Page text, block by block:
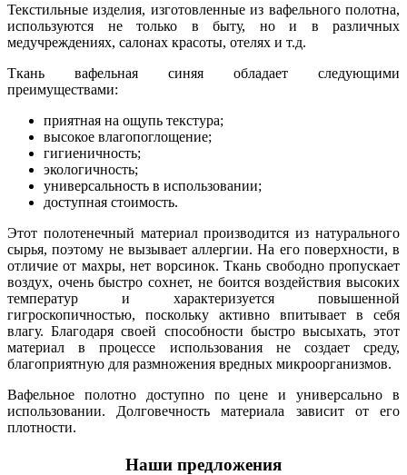
Текстильные изделия, изготовленные из вафельного полотна,
используются не только в быту, но и в различных
медучреждениях, салонах красоты, отелях и т.д.
Ткань вафельная синяя обладает следующими
преимуществами:
приятная на ощупь текстура;
высокое влагопоглощение;
гигиеничность;
экологичность;
универсальность в использовании;
доступная стоимость.
Этот полотенечный материал производится из натурального
сырья, поэтому не вызывает аллергии. На его поверхности, в
отличие от махры, нет ворсинок. Ткань свободно пропускает
воздух, очень быстро сохнет, не боится воздействия высоких
температур и характеризуется повышенной
гигроскопичностью, поскольку активно впитывает в себя
влагу. Благодаря своей способности быстро высыхать, этот
материал в процессе использования не создает среду,
благоприятную для размножения вредных микроорганизмов.
Вафельное полотно доступно по цене и универсально в
использовании. Долговечность материала зависит от его
плотности.
Наши предложения